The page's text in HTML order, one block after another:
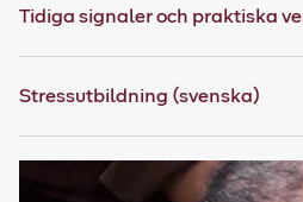
Tidiga signaler och praktiska
Stressutbildning (svenska)